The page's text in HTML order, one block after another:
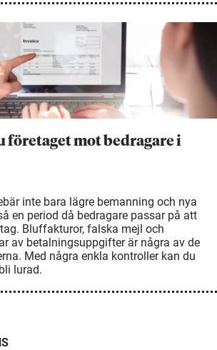
företaget mot bedragare i
inte bara lägre bemanning och nya
en period då bedragare passar på att
Bluffakturor, falska mejl och
av betalningsuppgifter är några av de
Med några enkla kontroller kan du
lurad.